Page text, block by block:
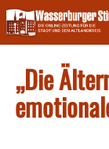
Skip
to
content
„Die